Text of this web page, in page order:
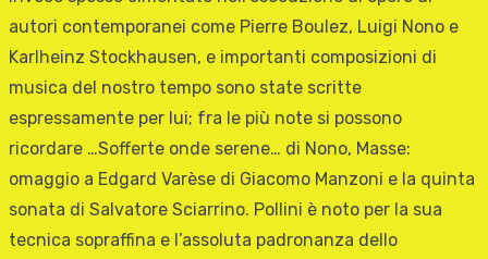
autori contemporanei come Pierre Boulez, Luigi Nono e
Karlheinz Stockhausen, e importanti composizioni di
musica del nostro tempo sono state scritte
espressamente per lui; fra le più note si possono
ricordare …Sofferte onde serene… di Nono, Masse:
omaggio a Edgard Varèse di Giacomo Manzoni e la quinta
sonata di Salvatore Sciarrino. Pollini è noto per la sua
tecnica sopraffina e l’assoluta padronanza dello